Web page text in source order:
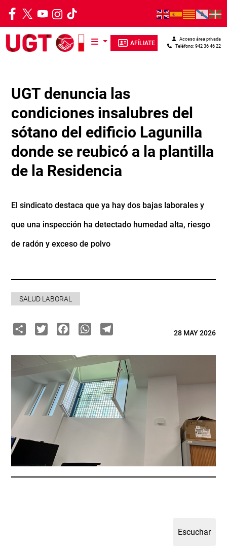
Pasar al contenido principal
AFÍLIATE Teléfono: 942 36 46 22
Acceso área privada
UGT denuncia las
condiciones insalubres del
sótano del edificio Lagunilla
donde se reubicó a la plantilla
de la Residencia
El sindicato destaca que ya hay dos bajas laborales y
que una inspección ha detectado humedad alta, riesgo
de radón y exceso de polvo
SALUD LABORAL
ShareTwitterFacebook
WhatsApp
Telegram28 MAY 2026